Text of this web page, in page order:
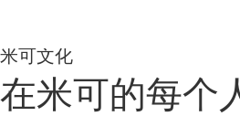
米可文化
在米可的每个